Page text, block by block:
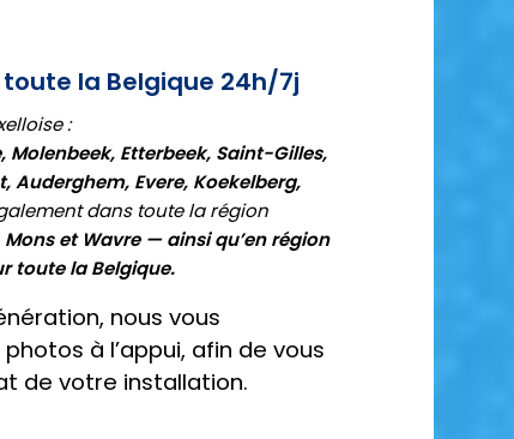
la Belgique 24h/7j
:
Molenbeek, Etterbeek, Saint-Gilles,
Evere, Koekelberg,
dans toute la région
et Wavre — ainsi qu’en région
toute la Belgique.
nous vous
à l’appui, afin de vous
de votre installation.